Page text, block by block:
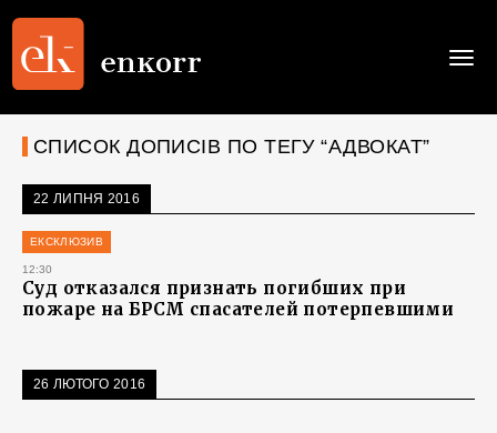
СПИСОК ДОПИСІВ ПО ТЕГУ “АДВОКАТ”
22 ЛИПНЯ 2016
ЕКСКЛЮЗИВ
12:30
Суд отказался признать погибших при
пожаре на БРСМ спасателей потерпевшими
26 ЛЮТОГО 2016